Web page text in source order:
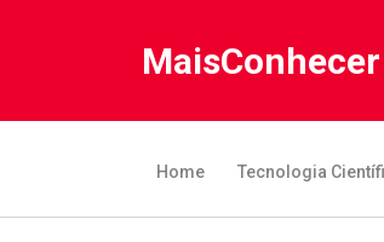
MaisConhecer
Home Tecnologia